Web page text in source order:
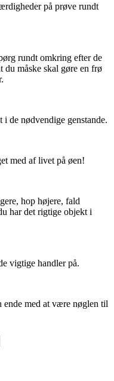
på prøve rundt
rundt omkring efter de
du måske skal gøre en frø
i de nødvendige genstande.
med af livet på øen!
hop højere, fald
har det rigtige objekt i
vigtige handler på.
ende med at være nøglen til